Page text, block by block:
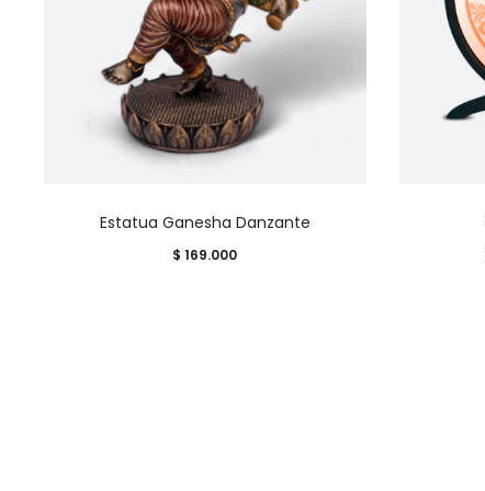
Estatua Ganesha Danzante
$ 169.000